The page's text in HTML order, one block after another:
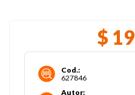
$ 19
Cod.:
627846
Autor: